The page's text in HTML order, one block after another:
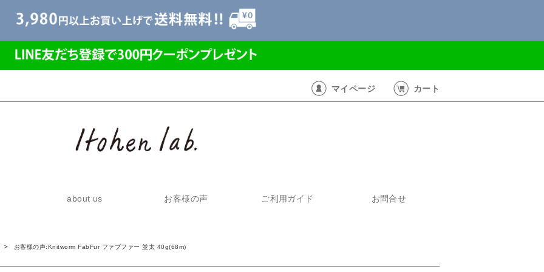
マイページ カート
about us お客様の声 ご利用ガイド お問合せ
お客様の声:Knitworm FabFur ファブファー 並太 40g(68m)